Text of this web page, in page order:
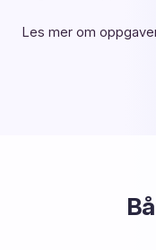
Les mer om